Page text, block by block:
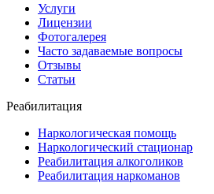
Услуги
Лицензии
Фотогалерея
Часто задаваемые вопросы
Отзывы
Статьи
Реабилитация
Наркологическая помощь
Наркологический стационар
Реабилитация алкоголиков
Реабилитация наркоманов